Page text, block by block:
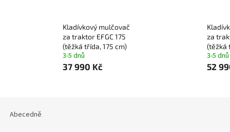
Kladívkový mulčovač
za traktor EFGC 175
(těžká třída, 175 cm)
3-5 dnů
37 990 Kč
za
(těžká
3-5 dnů
52
Abecedně